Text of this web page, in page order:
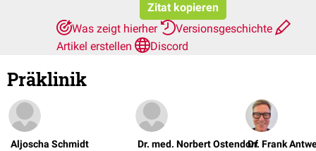
Zitat kopieren
Was zeigt hierher
Versionsgeschichte
Artikel erstellen
Discord
Präklinik
Aljoscha Schmidt Dr. med. Norbert OstendorfDr. Frank